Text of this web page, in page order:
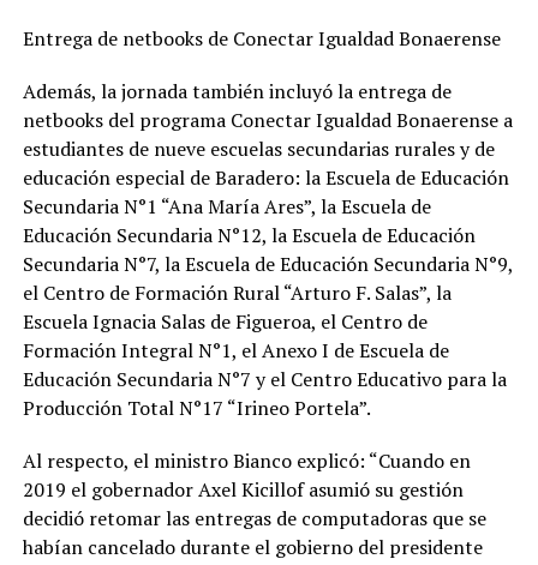
Entrega de netbooks de Conectar Igualdad Bonaerense
Además, la jornada también incluyó la entrega de
netbooks del programa Conectar Igualdad Bonaerense a
estudiantes de nueve escuelas secundarias rurales y de
educación especial de Baradero: la Escuela de Educación
Secundaria N°1 “Ana María Ares”, la Escuela de
Educación Secundaria N°12, la Escuela de Educación
Secundaria N°7, la Escuela de Educación Secundaria N°9,
el Centro de Formación Rural “Arturo F. Salas”, la
Escuela Ignacia Salas de Figueroa, el Centro de
Formación Integral N°1, el Anexo I de Escuela de
Educación Secundaria N°7 y el Centro Educativo para la
Producción Total N°17 “Irineo Portela”.
Al respecto, el ministro Bianco explicó: “Cuando en
2019 el gobernador Axel Kicillof asumió su gestión
decidió retomar las entregas de computadoras que se
habían cancelado durante el gobierno del presidente